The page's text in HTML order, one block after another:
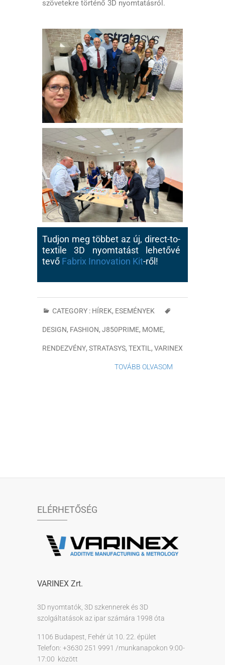
szövetekre történő 3D nyomtatásról.
Tudjon meg többet az új, direct-to-
textile 3D nyomtatást lehetővé
tevő Fabrix Innovation Kit-ről!
CATEGORY : HÍREK, ESEMÉNYEK
DESIGN, FASHION, J850PRIME, MOME,
RENDEZVÉNY, STRATASYS, TEXTIL , VARINEX
TOVÁBB OLVASOM
ELÉRHETŐSÉG
VARINEX Zrt.
3D nyomtatók, 3D szkennerek és 3D
szolgáltatások az ipar számára 1998 óta
1106 Budapest, Fehér út 10. 22. épület
Telefon: +3630 251 9991 /munkanapokon 9:00-
17:00 között